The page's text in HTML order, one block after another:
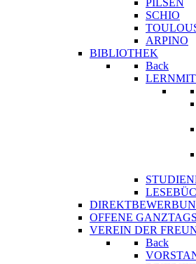
PILSEN
SCHIO
ARPINO
BIBLIOTHEK
Back
OFFENE
VEREIN DER
Back